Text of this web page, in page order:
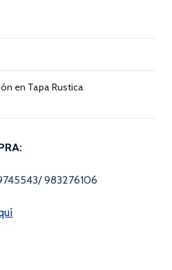
en Tapa Rustica
983276106